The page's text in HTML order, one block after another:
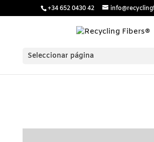
/* Estilos para menú plegable móvil Divi
+34 652 0430 42
Seleccionar página